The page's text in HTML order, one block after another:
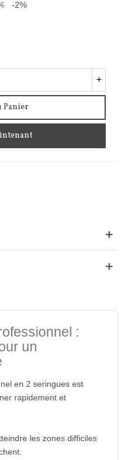
-2%
+
Panier
:
un
en 2 seringues est
rapidement et
les zones difficiles